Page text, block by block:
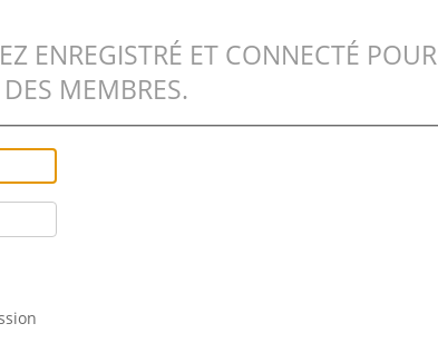
ENREGISTRÉ ET CONNECTÉ POUR
MEMBRES.